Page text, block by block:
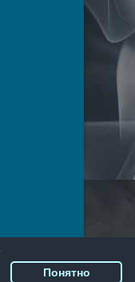
Понятно